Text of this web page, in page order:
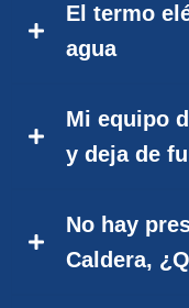
El termo
agua
Mi equipo
y deja de
No hay
Caldera,